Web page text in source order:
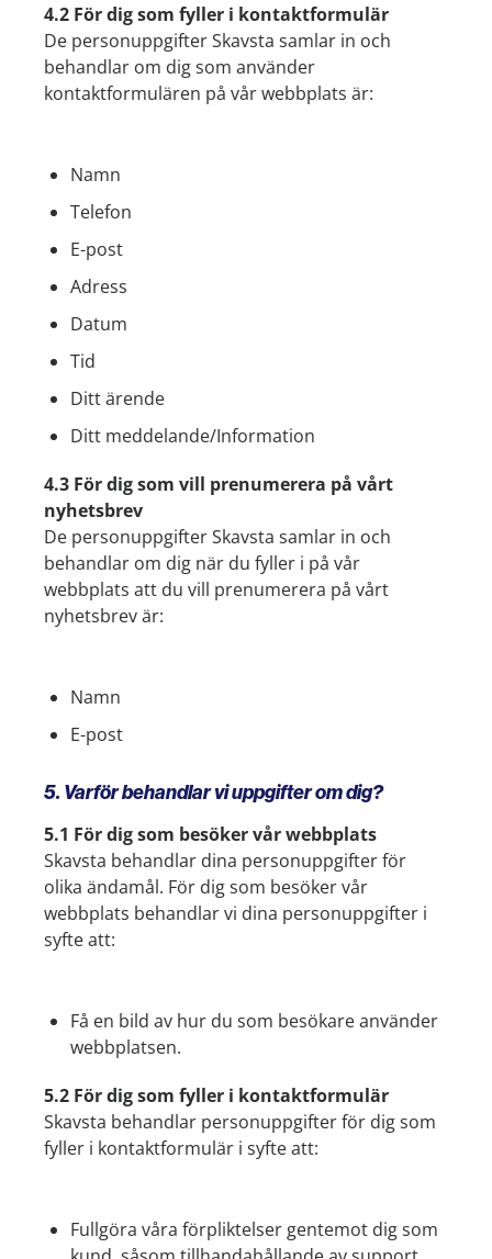
4.2 För dig som fyller i kontaktformulär
De personuppgifter Skavsta samlar in och
behandlar om dig som använder
kontaktformulären på vår webbplats är:
Namn
Telefon
E-post
Adress
Datum
Tid
Ditt ärende
Ditt meddelande/Information
4.3 För dig som vill prenumerera på vårt
nyhetsbrev
De personuppgifter Skavsta samlar in och
behandlar om dig när du fyller i på vår
webbplats att du vill prenumerera på vårt
nyhetsbrev är:
Namn
E-post
5. Varför behandlar vi uppgifter om dig?
5.1 För dig som besöker vår webbplats
Skavsta behandlar dina personuppgifter för
olika ändamål. För dig som besöker vår
webbplats behandlar vi dina personuppgifter i
syfte att:
Få en bild av hur du som besökare använder
webbplatsen.
5.2 För dig som fyller i kontaktformulär
Skavsta behandlar personuppgifter för dig som
fyller i kontaktformulär i syfte att:
Fullgöra våra förpliktelser gentemot dig som